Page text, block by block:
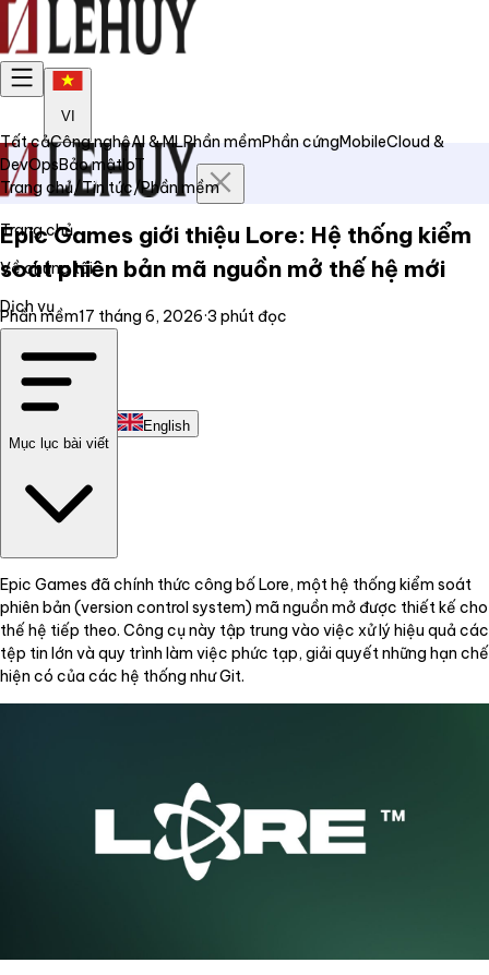
VI
Trang chủ
Về chúng tôi
Dịch vụ
Liên hệ
English
Tất cảCông nghệAI & MLPhần mềmPhần cứngMobileCloud &
DevOpsBảo mậtIoT
Trang chủ/Tin tức/Phần mềm
Epic Games giới thiệu Lore: Hệ thống kiểm
soát phiên bản mã nguồn mở thế hệ mới
Phần mềm17 tháng 6, 2026·3 phút đọc
Mục lục bài viết
Epic Games đã chính thức công bố Lore, một hệ thống kiểm soát
phiên bản (version control system) mã nguồn mở được thiết kế cho
thế hệ tiếp theo. Công cụ này tập trung vào việc xử lý hiệu quả các
tệp tin lớn và quy trình làm việc phức tạp, giải quyết những hạn chế
hiện có của các hệ thống như Git.